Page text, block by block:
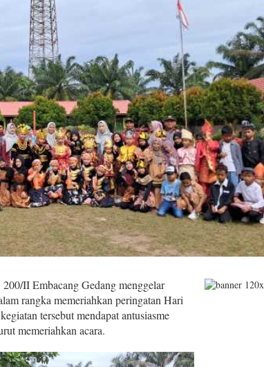
II Embacang Gedang menggelar
rangka memeriahkan peringatan Hari
tersebut mendapat antusiasme
memeriahkan acara.